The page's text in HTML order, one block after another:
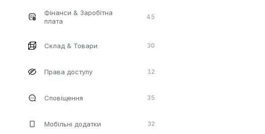
Фінанси & Заробітна
плата
45
Склад & Товари 30
Права доступу 12
Сповіщення 35
Мобільні додатки 32